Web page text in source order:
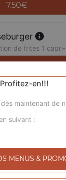
7.50€
de frites 1
7.50€
Profitez-en!!!
maintenant de
suivant :
MENUS &